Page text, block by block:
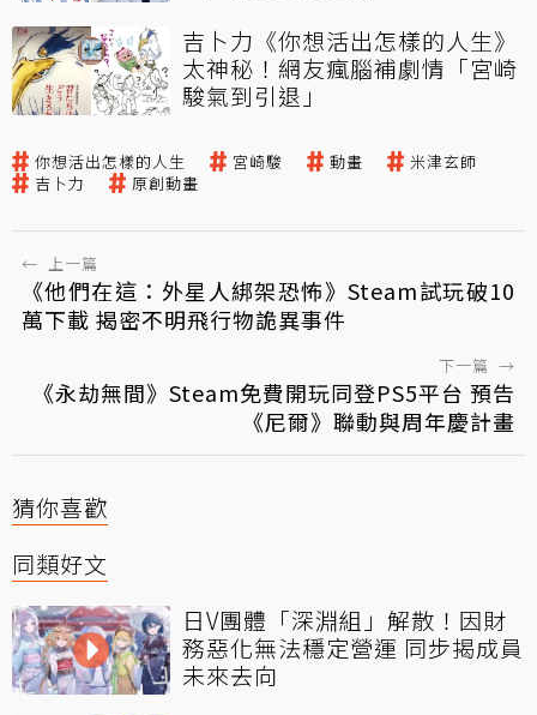
吉卜力《你想活出怎樣的人生》
太神秘！網友瘋腦補劇情「宮崎
駿氣到引退」
你想活出怎樣的人生 宮崎駿 動畫
米津玄師
吉卜力
原創動畫
← 上一篇
《他們在這：外星人綁架恐怖》Steam試玩破10
萬下載 揭密不明飛行物詭異事件
下一篇 →
《永劫無間》Steam免費開玩同登PS5平台 預告
《尼爾》聯動與周年慶計畫
猜你喜歡
同類好文
日V團體「深淵組」解散！因財
務惡化無法穩定營運 同步揭成員
未來去向